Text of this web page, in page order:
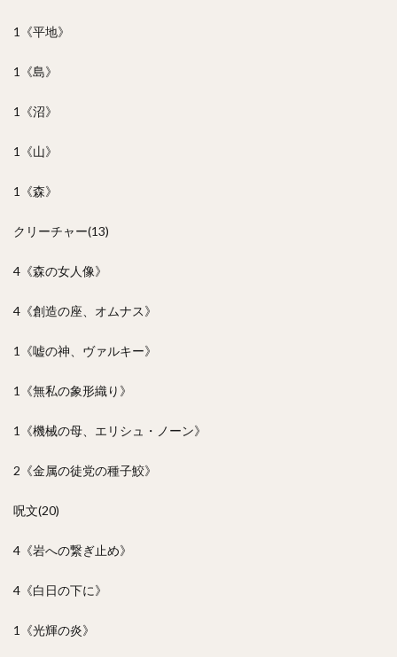
1《平地》
1《島》
1《沼》
1《山》
1《森》
クリーチャー(13)
4《森の女人像》
4《創造の座、オムナス》
1《嘘の神、ヴァルキー》
1《無私の象形織り》
1《機械の母、エリシュ・ノーン》
2《金属の徒党の種子鮫》
呪文(20)
4《岩への繋ぎ止め》
4《白日の下に》
1《光輝の炎》